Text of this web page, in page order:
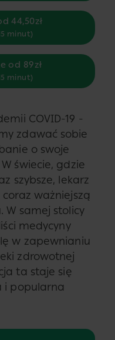
44,50zł
minut)
od 89zł
minut)
COVID-19 -
zdawać sobie
o swoje
świecie, gdzie
szybsze, lekarz
ważniejszą
W samej stolicy
medycyny
w zapewnianiu
zdrowotnej
ta staje się
i popularna